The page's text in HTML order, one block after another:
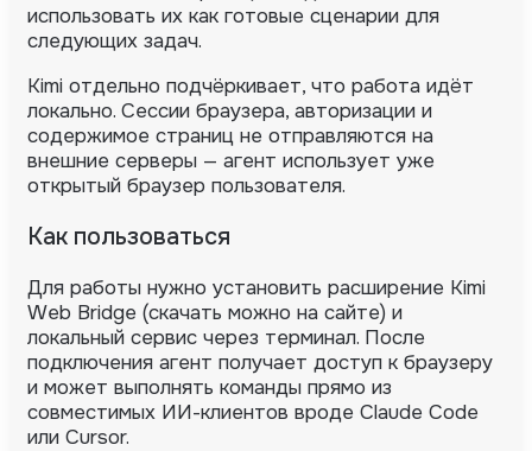
использовать их как готовые сценарии для
следующих задач.
Kimi отдельно подчёркивает, что работа идёт
локально. Сессии браузера, авторизации и
содержимое страниц не отправляются на
внешние серверы — агент использует уже
открытый браузер пользователя.
Как пользоваться
Для работы нужно установить расширение Kimi
Web Bridge (скачать можно на сайте) и
локальный сервис через терминал. После
подключения агент получает доступ к браузеру
и может выполнять команды прямо из
совместимых ИИ-клиентов вроде Claude Code
или Cursor.